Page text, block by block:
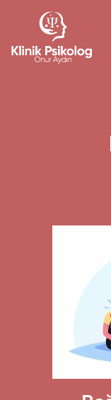
geç